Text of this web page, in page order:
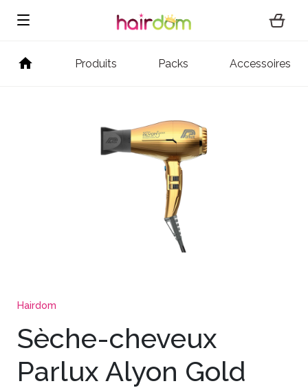
Produits Packs Accessoires
Hairdom
Sèche-cheveux
Parlux Alyon Gold